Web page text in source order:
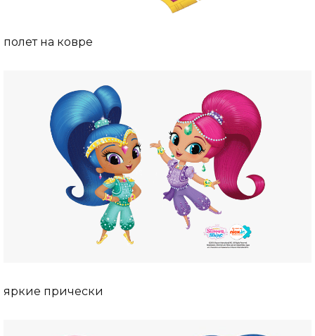
полет на ковре
яркие прически